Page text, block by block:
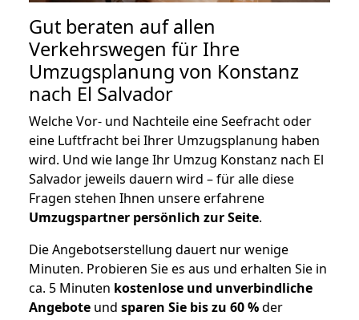
Gut beraten auf allen
Verkehrswegen für Ihre
Umzugsplanung von Konstanz
nach El Salvador
Welche Vor- und Nachteile eine Seefracht oder
eine Luftfracht bei Ihrer Umzugsplanung haben
wird. Und wie lange Ihr Umzug Konstanz nach El
Salvador jeweils dauern wird – für alle diese
Fragen stehen Ihnen unsere erfahrene
Umzugspartner persönlich zur Seite.
Die Angebotserstellung dauert nur wenige
Minuten. Probieren Sie es aus und erhalten Sie in
ca. 5 Minuten kostenlose und unverbindliche
Angebote und sparen Sie bis zu 60 %der